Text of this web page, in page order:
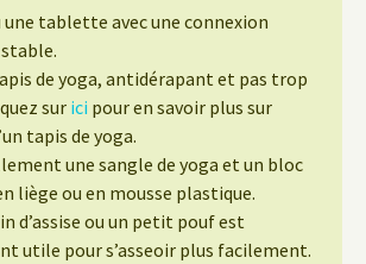
une tablette avec une connexion
de yoga, antidérapant et pas trop
sur ici pour en savoir plus sur
tapis de yoga.
une sangle de yoga et un bloc
liège ou en mousse plastique.
d’assise ou un petit pouf est
utile pour s’asseoir plus facilement.